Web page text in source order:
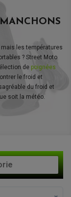
ENDURO
les températures
? Street Moto
de poignées
le froid et
du froid et
soit la météo.